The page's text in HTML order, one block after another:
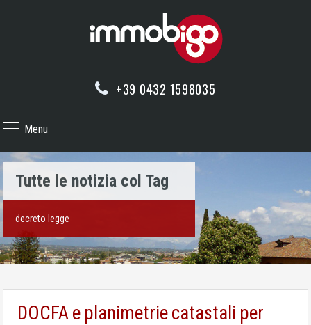
+39 0432 1598035
Menu
Tutte le notizia col Tag
decreto legge
DOCFA e planimetrie catastali per